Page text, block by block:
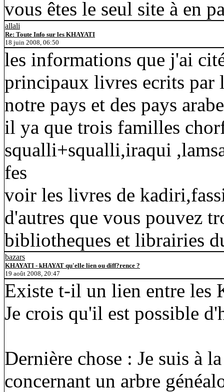
vous êtes le seul site à en
allali
Re: Toute Info sur les KHAYATI
18 juin 2008, 06:50
les informations que j'ai
principaux livres ecrits par
notre pays et des pays
il ya que trois familles
squalli+squalli,iraqui
fes
voir les livres de
d'autres que vous pouvez
bibliotheques et librairies
bazars
KHAYATI - kHAYAT qu'elle lien ou diff?rence ?
19 août 2008, 20:47
Existe t-il un lien entre les
Je crois qu'il est possible
Dernière chose : Je suis à
concernant un arbre